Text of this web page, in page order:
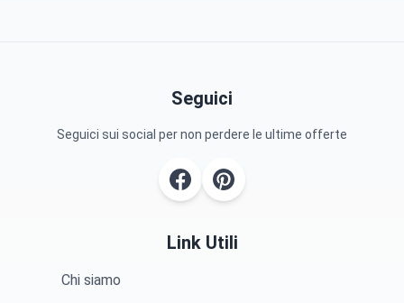
Seguici
Seguici sui social per non perdere le ultime offerte
Link Utili
Chi siamo